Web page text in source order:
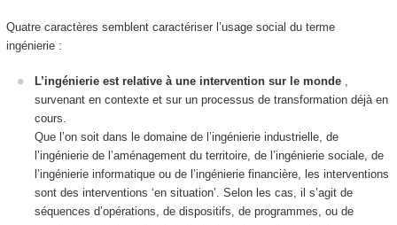
Quatre caractères semblent caractériser l’usage social du terme
ingénierie:
L’ingénierie est relative à une intervention sur le monde ,
survenant en contexte et sur un processus de transformation déjà en
cours.
Que l’on soit dans le domaine de l’ingénierie industrielle, de
l’ingénierie de l’aménagement du territoire, de l’ingénierie sociale, de
l’ingénierie informatique ou de l’ingénierie financière, les interventions
sont des interventions ‘en situation’. Selon les cas, il s’agit de
séquences d’opérations, de dispositifs, de programmes, ou de